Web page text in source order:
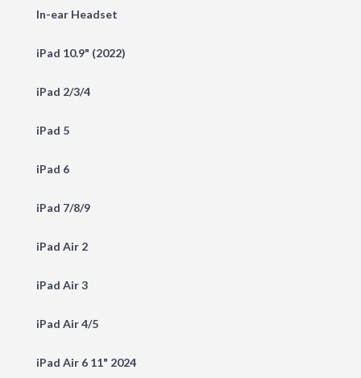
In-ear Headset
iPad 10.9" (2022)
iPad 2/3/4
iPad 5
iPad 6
iPad 7/8/9
iPad Air 2
iPad Air 3
iPad Air 4/5
iPad Air 6 11" 2024